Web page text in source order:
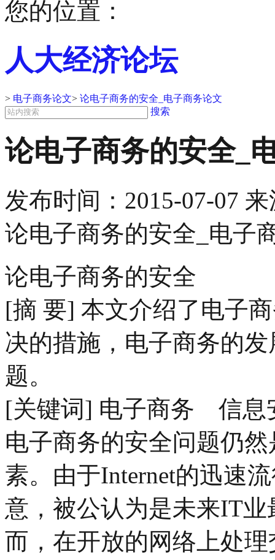
您的位置：
人大经济论坛
> 电子商务论文> 论电子商务的安全_电子商务论文
搜索
论电子商务的安全_
发布时间： 2015-07-07 来
论电子商务的安全_电子
论电子商务的安全
[摘 要] 本文介绍了电子
决的措施，电子商务的
题。
[关键词] 电子商务 信
电子商务的安全问题仍
素。由于Internet的迅速
意，被公认为是未来IT
而，在开放的网络上处